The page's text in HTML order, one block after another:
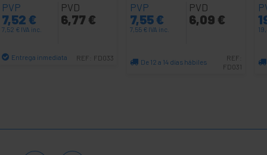
PVP
7,52 €
7,52 € IVA inc.
PVD
6,77 €
Entrega inmediata REF: FD033
PVP
7,55€
7,55 € IVA inc.
PVD
6,09 €
De 12 a 14 días hábiles
REF:
FD031